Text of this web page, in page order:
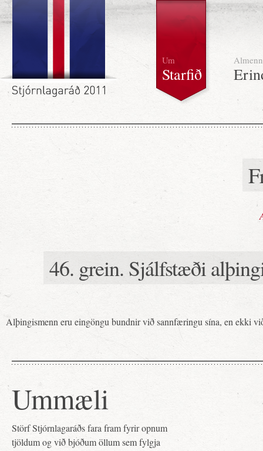
Um
Starfið
Almenn
46. grein. Sjálfstæði
Alþingismenn eru eingöngu bundnir við sannfæringu sína, en ekki
Ummæli
Störf Stjórnlagaráðs fara fram fyrir opnum
tjöldum og við bjóðum öllum sem fylgja